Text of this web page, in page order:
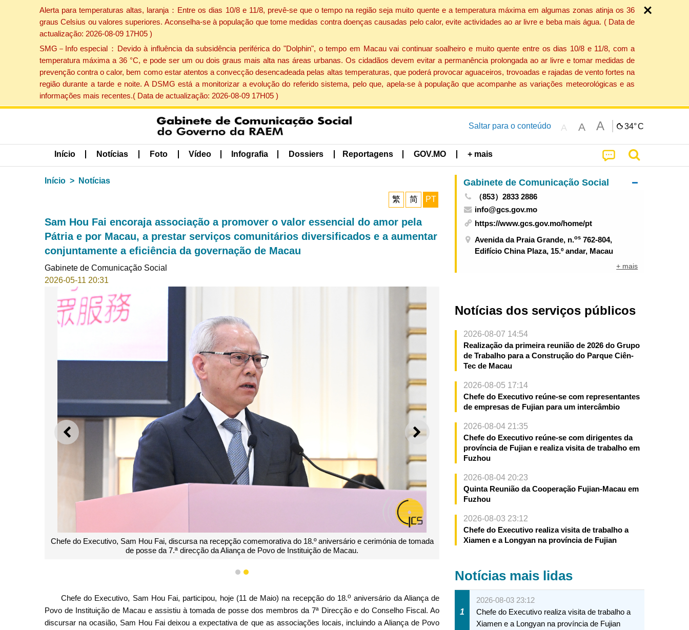
Alerta para temperaturas altas, laranja：Entre os dias 10/8 e 11/8, prevê-se que o tempo na região seja muito quente e a temperatura máxima em algumas zonas atinja os 36
graus Celsius ou valores superiores. Aconselha-se à população que tome medidas contra doenças causadas pelo calor, evite actividades ao ar livre e beba mais água. ( Data de
actualização: 2026-08-09 17H05 )
SMG－Info especial：Devido à influência da subsidência periférica do "Dolphin", o tempo em Macau vai continuar soalheiro e muito quente entre os dias 10/8 e 11/8, com a
temperatura máxima a 36 °C, e pode ser um ou dois graus mais alta nas áreas urbanas. Os cidadãos devem evitar a permanência prolongada ao ar livre e tomar medidas de
prevenção contra o calor, bem como estar atentos a convecção desencadeada pelas altas temperaturas, que poderá provocar aguaceiros, trovoadas e rajadas de vento fortes na
região durante a tarde e noite. A DSMG está a monitorizar a evolução do referido sistema, pelo que, apela-se à população que acompanhe as variações meteorológicas e as
informações mais recentes.( Data de actualização: 2026-08-09 17H05 )
Saltar para o conteúdo A A A 34°C
Início Notícias Foto Vídeo Infografia Dossiers Reportagens GOV.MO + mais
Início Notícias
繁 简 PT
Sam Hou Fai encoraja associação a promover o valor essencial do amor pela
Pátria e por Macau, a prestar serviços comunitários diversificados e a aumentar
conjuntamente a eficiência da governação de Macau
Gabinete de Comunicação Social
2026-05-11 20:31
ANTERIOR SEGUINTE
Chefe do Executivo, Sam Hou Fai, discursa na recepção comemorativa do 18.º aniversário e cerimónia de tomada
de posse da 7.ª direcção da Aliança de Povo de Instituição de Macau.
1 2
Chefe do Executivo, Sam Hou Fai, participou, hoje (11 de Maio) na recepção do 18.o aniversário da Aliança de
Povo de Instituição de Macau e assistiu à tomada de posse dos membros da 7ª Direcção e do Conselho Fiscal. Ao
discursar na ocasião, Sam Hou Fai deixou a expectativa de que as associações locais, incluindo a Aliança de Povo
Gabinete de Comunicação Social
（853）2833 2886
info@gcs.gov.mo
https://www.gcs.gov.mo/home/pt
Avenida da Praia Grande, n.os 762-804,
Edifício China Plaza, 15.º andar, Macau
+ mais
Notícias dos serviços públicos
2026-08-07 14:54
Realização da primeira reunião de 2026 do Grupo
de Trabalho para a Construção do Parque Ciên-
Tec de Macau
2026-08-05 17:14
Chefe do Executivo reúne-se com representantes
de empresas de Fujian para um intercâmbio
2026-08-04 21:35
Chefe do Executivo reúne-se com dirigentes da
província de Fujian e realiza visita de trabalho em
Fuzhou
2026-08-04 20:23
Quinta Reunião da Cooperação Fujian-Macau em
Fuzhou
2026-08-03 23:12
Chefe do Executivo realiza visita de trabalho a
Xiamen e a Longyan na província de Fujian
Notícias mais lidas
1
2026-08-03 23:12
Chefe do Executivo realiza visita de trabalho a
Xiamen e a Longyan na província de Fujian